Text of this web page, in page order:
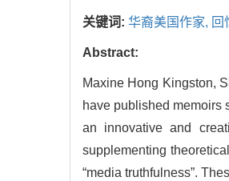
关键词: 华裔美国作家, 回
Abstract:
Maxine Hong Kingston,
have published memoirs
an innovative and
supplementing
“media truthfulness”.